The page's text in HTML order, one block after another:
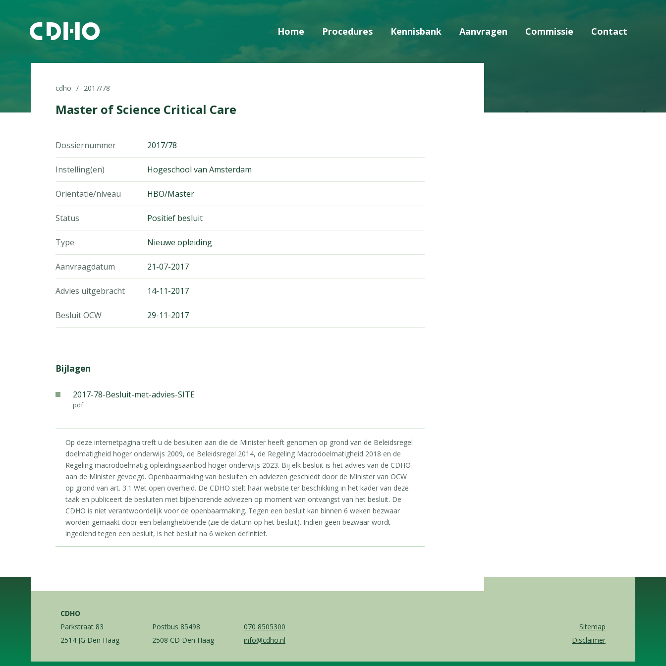
Home Procedures Kennisbank Aanvragen Commissie Contact
cdho 2017/78
Master of Science Critical Care
Dossiernummer 2017/78
Instelling(en) Hogeschool van Amsterdam
Oriëntatie/niveau HBO/Master
Status Positief besluit
Type Nieuwe opleiding
Aanvraagdatum 21-07-2017
Advies uitgebracht 14-11-2017
Besluit OCW 29-11-2017
Bijlagen
2017-78-Besluit-met-advies-SITE
pdf
Op deze internetpagina treft u de besluiten aan die de Minister heeft genomen op grond van de Beleidsregel
doelmatigheid hoger onderwijs 2009, de Beleidsregel 2014, de Regeling Macrodoelmatigheid 2018 en de
Regeling macrodoelmatig opleidingsaanbod hoger onderwijs 2023. Bij elk besluit is het advies van de CDHO
aan de Minister gevoegd. Openbaarmaking van besluiten en adviezen geschiedt door de Minister van OCW
op grond van art. 3.1 Wet open overheid. De CDHO stelt haar website ter beschikking in het kader van deze
taak en publiceert de besluiten met bijbehorende adviezen op moment van ontvangst van het besluit. De
CDHO is niet verantwoordelijk voor de openbaarmaking. Tegen een besluit kan binnen 6 weken bezwaar
worden gemaakt door een belanghebbende (zie de datum op het besluit). Indien geen bezwaar wordt
ingediend tegen een besluit, is het besluit na 6 weken definitief.
CDHO
Parkstraat 83
2514 JG Den Haag
Postbus 85498
2508 CD Den Haag
070 8505300
info@cdho.nl
Sitemap
Disclaimer